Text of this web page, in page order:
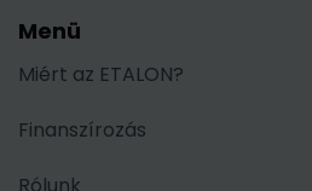
Menü
Miért az ETALON?
Finanszírozás